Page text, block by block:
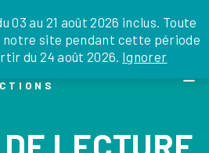
03 au 21 août 2026 inclus. Toute
notre site pendant cette période
du 24 août 2026. Ignorer
NOUS SOUTENIR
DEPUIS LA FRANCE
DEPUIS L’INTERNATIONAL
EN TANT QU’ORGANISATION
0 ARTICLE
LECTURE